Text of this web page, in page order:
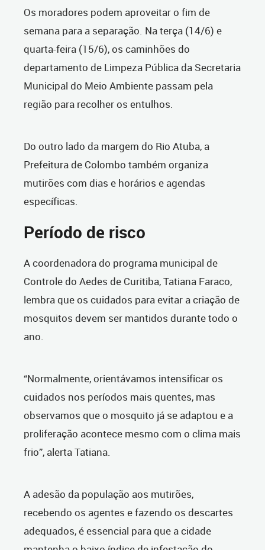
Os moradores podem aproveitar o fim de
semana para a separação. Na terça (14/6) e
quarta-feira (15/6), os caminhões do
departamento de Limpeza Pública da Secretaria
Municipal do Meio Ambiente passam pela
região para recolher os entulhos.
Do outro lado da margem do Rio Atuba, a
Prefeitura de Colombo também organiza
mutirões com dias e horários e agendas
específicas.
Período de risco
A coordenadora do programa municipal de
Controle do Aedes de Curitiba, Tatiana Faraco,
lembra que os cuidados para evitar a criação de
mosquitos devem ser mantidos durante todo o
ano.
“Normalmente, orientávamos intensificar os
cuidados nos períodos mais quentes, mas
observamos que o mosquito já se adaptou e a
proliferação acontece mesmo com o clima mais
frio”, alerta Tatiana.
A adesão da população aos mutirões,
recebendo os agentes e fazendo os descartes
adequados, é essencial para que a cidade